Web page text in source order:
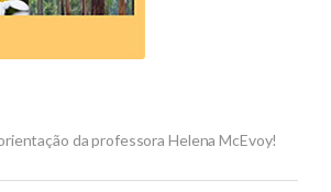
da professora Helena McEvoy!